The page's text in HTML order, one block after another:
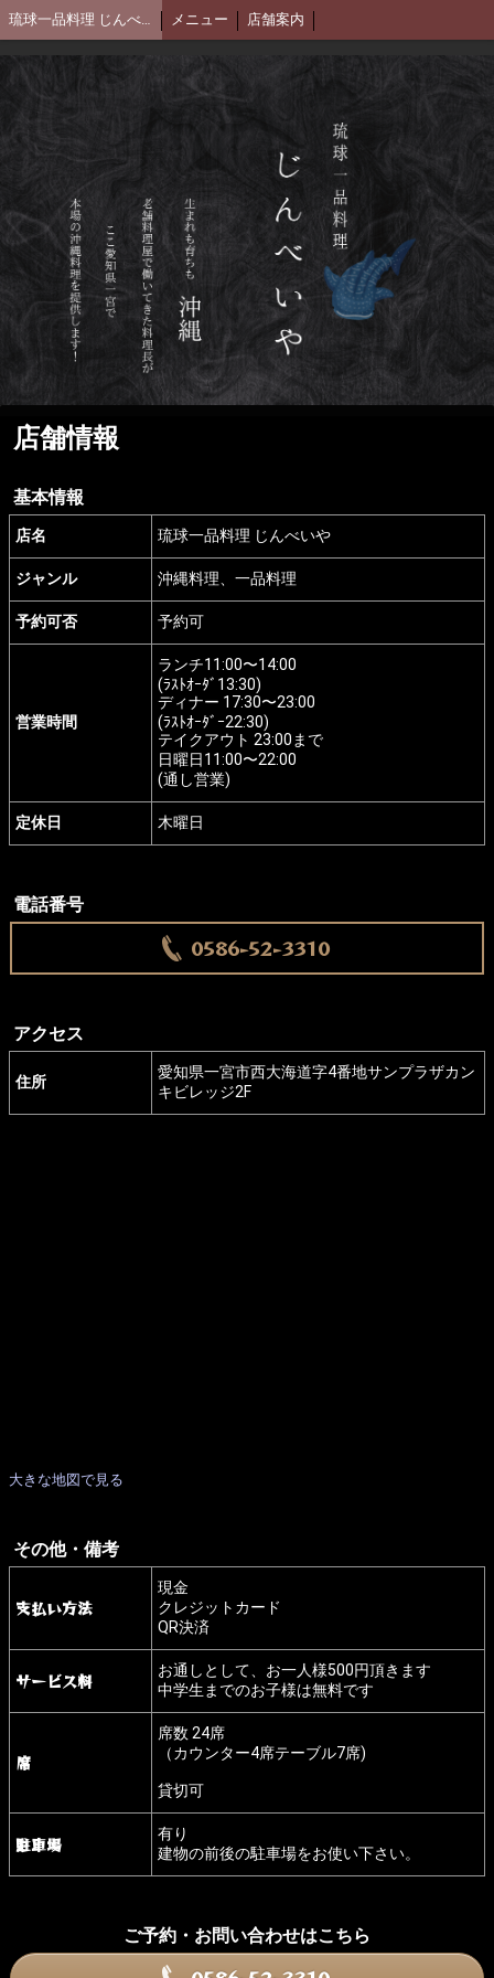
琉球一品料理 じんべいや メニュー 店舗案内
店舗情報
基本情報
店名 琉球一品料理 じんべいや
ジャンル 沖縄料理、一品料理
予約可否 予約可
営業時間
ランチ11:00〜14:00
(ﾗｽﾄｵｰﾀﾞ13:30)
ディナー 17:30〜23:00
(ﾗｽﾄｵｰﾀﾞｰ22:30)
テイクアウト 23:00まで
日曜日11:00〜22:00
(通し営業)
定休日 木曜日
電話番号
0586-52-3310
アクセス
住所
愛知県一宮市西大海道字4番地サンプラザカン
キビレッジ2F
大きな地図で見る
その他・備考
支払い方法
現金
クレジットカード
QR決済
サービス料
お通しとして、お一人様500円頂きます
中学生までのお子様は無料です
席
席数 24席
（カウンター4席テーブル7席)
貸切可
駐車場
有り
建物の前後の駐車場をお使い下さい。
ご予約・お問い合わせはこちら